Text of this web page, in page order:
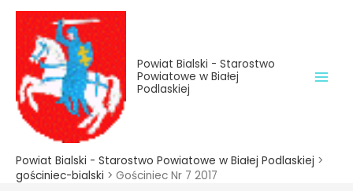
treści
Przejdź
treści
Powiat Bialski - Starostwo
Powiatowe w Białej
Podlaskiej
Powiat Bialski - Starostwo Powiatowe w Białej Podlaskiej >
gościniec-bialski > Gościniec Nr 7 2017